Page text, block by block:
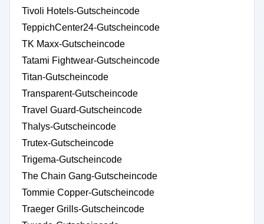
Tivoli Hotels-Gutscheincode
TeppichCenter24-Gutscheincode
TK Maxx-Gutscheincode
Tatami Fightwear-Gutscheincode
Titan-Gutscheincode
Transparent-Gutscheincode
Travel Guard-Gutscheincode
Thalys-Gutscheincode
Trutex-Gutscheincode
Trigema-Gutscheincode
The Chain Gang-Gutscheincode
Tommie Copper-Gutscheincode
Traeger Grills-Gutscheincode